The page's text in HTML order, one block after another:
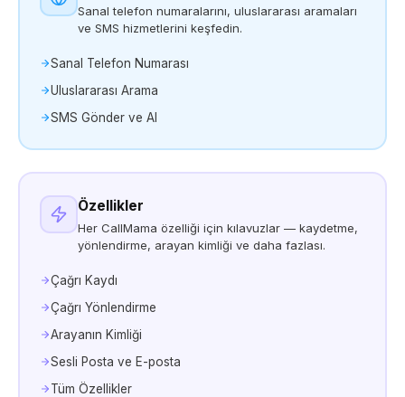
Sanal telefon numaralarını, uluslararası aramaları
ve SMS hizmetlerini keşfedin.
Sanal Telefon Numarası
Uluslararası Arama
SMS Gönder ve Al
Özellikler
Her CallMama özelliği için kılavuzlar — kaydetme,
yönlendirme, arayan kimliği ve daha fazlası.
Çağrı Kaydı
Çağrı Yönlendirme
Arayanın Kimliği
Sesli Posta ve E-posta
Tüm Özellikler